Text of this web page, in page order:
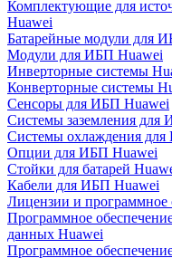
Комплектующие для
Huawei
Батарейные модули для
Модули для ИБП Huawei
Инверторные системы
Конверторные системы
Сенсоры для ИБП Huawei
Системы заземления для
Системы охлаждения
Опции для ИБП Huawei
Стойки для батарей
Кабели для ИБП Huawei
Лицензии и программное
Программное
данных Huawei
Программное